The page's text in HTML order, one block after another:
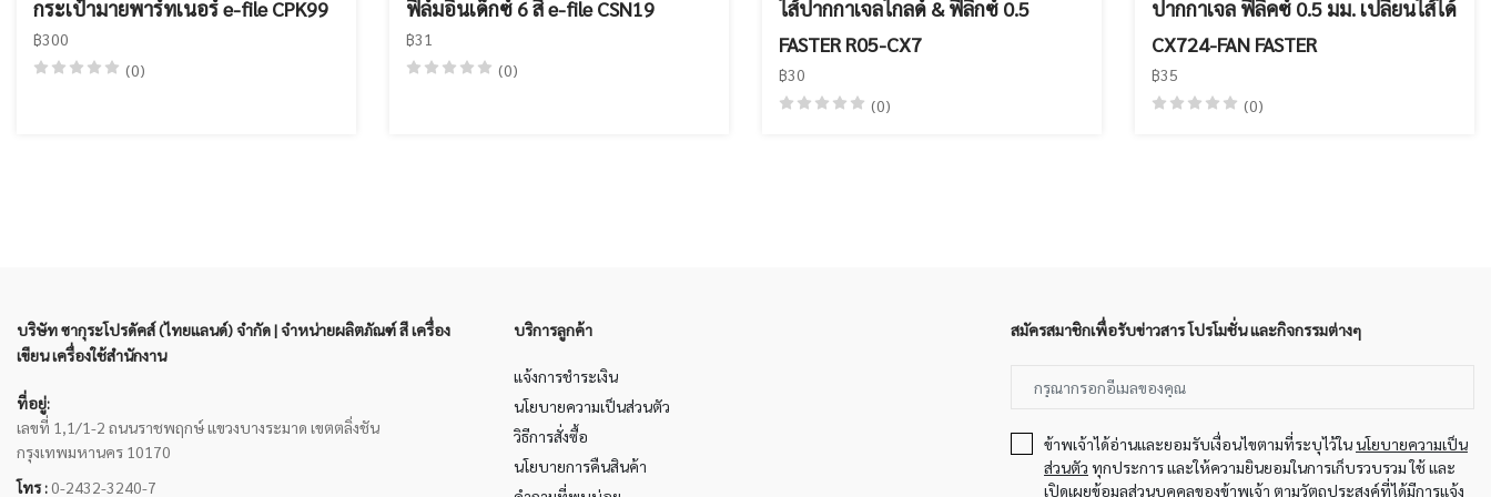
กระเป๋ามายพาร์ทเนอร์ e-file CPK99
฿300
(0)
ฟิล์มอินเด็กซ์ 6 สี e-file CSN19
฿31
(0)
ไส้ปากกาเจลไกลด์ & ฟีลิกซ์ 0.5
FASTER R05-CX7
฿30
(0)
ปากกาเจล ฟีลิคซ์ 0.5 มม. เปลี่ยนไส้ได้
CX724-FAN FASTER
฿35
(0)
บริษัท ซากุระโปรดัคส์ (ไทยแลนด์) จำกัด | จำหน่ายผลิตภัณฑ์ สี เครื่อง
เขียน เครื่องใช้สำนักงาน
ที่อยู่:
เลขที่ 1,1/1-2 ถนนราชพฤกษ์ แขวงบางระมาด เขตตลิ่งชัน
กรุงเทพมหานคร 10170
โทร : 0-2432-3240-7
บริการลูกค้า
แจ้งการชำระเงิน
นโยบายความเป็นส่วนตัว
วิธีการสั่งซื้อ
นโยบายการคืนสินค้า
สมัครสมาชิกเพื่อรับข่าวสาร โปรโมชั่น และกิจกรรมต่างๆ
ข้าพเจ้าได้อ่านและยอมรับเงื่อนไขตามที่ระบุไว้ในนโยบายความเป็น
ส่วนตัว ทุกประการ และให้ความยินยอมในการเก็บรวบรวม ใช้ และ
เปิดเผยข้อมูลส่วนบุคคลของข้าพเจ้า ตามวัตถุประสงค์ที่ได้มีการแจ้ง